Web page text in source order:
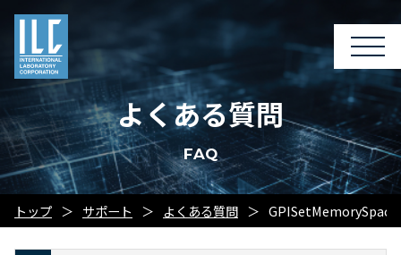
よくある質問
FAQ
トップ サポート よくある質問